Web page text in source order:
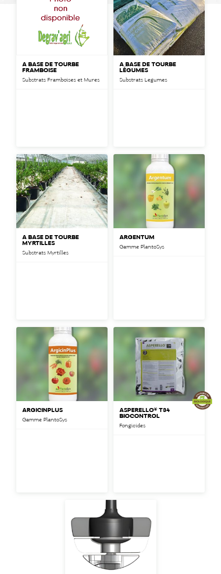
A BASE DE TOURBE
FRAMBOISE
Substrats Framboises et Mures
A BASE DE TOURBE
LÉGUMES
Substrats Legumes
A BASE DE TOURBE
MYRTILLES
Substrats Myrtilles
ARGENTUM
Gamme PlantoSys
ARGICINPLUS
Gamme PlantoSys
ASPERELLO® T34
BIOCONTROL
Fongicides